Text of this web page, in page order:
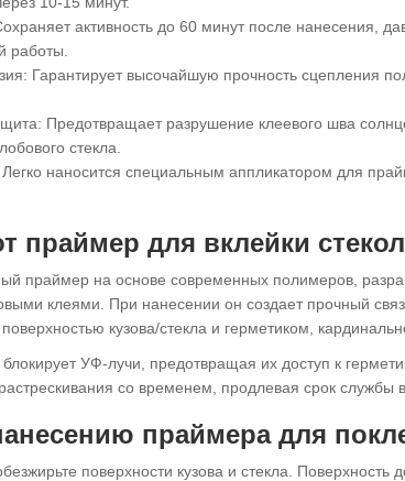
активность до 60 минут после нанесения,
работы.
Гарантирует высочайшую прочность сцепления
Предотвращает разрушение клеевого шва
стекла.
наносится специальным аппликатором для
праймер для вклейки стекол
праймер на основе современных полимеров,
клеями. При нанесении он создает прочный
кузова/стекла и герметиком,
УФ-лучи, предотвращая их доступ к
со временем, продлевая срок службы
праймера для
поверхности кузова и стекла. Поверхность